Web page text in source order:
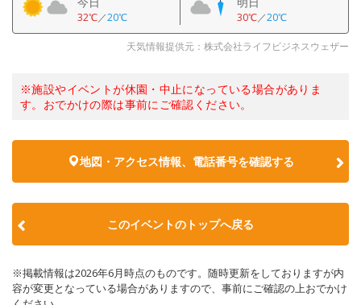
32℃／20℃ 30℃／20℃
天気情報提供元：株式会社ライフビジネスウェザー
※施設やイベントが休園・中止になっている場合がありま
す。おでかけの際は事前にご確認ください。
地図・アクセス情報、電話番号を確認する
このイベントのトップへ戻る
※掲載情報は2026年6月時点のものです。随時更新をしておりますが内
容が変更となっている場合がありますので、事前にご確認の上おでかけ